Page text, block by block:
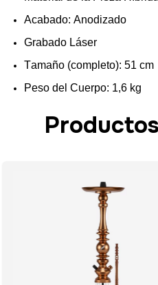
Acabado: Anodizado
Grabado Láser
Tamaño (completo): 51 cm
Peso del Cuerpo: 1,6 kg